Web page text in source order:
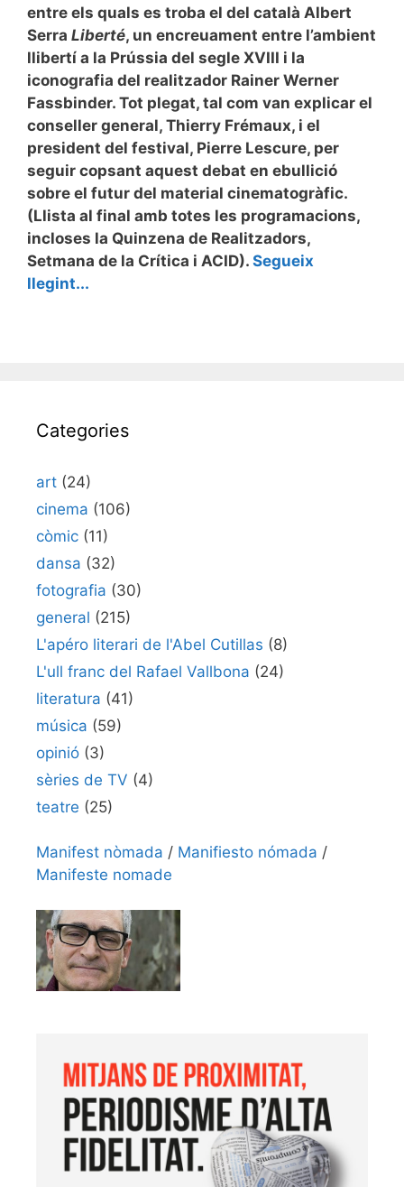
entre els quals es troba el del català Albert
Serra Liberté, un encreuament entre l’ambient
llibertí a la Prússia del segle XVIII i la
iconografia del realitzador Rainer Werner
Fassbinder. Tot plegat, tal com van explicar el
conseller general, Thierry Frémaux, i el
president del festival, Pierre Lescure, per
seguir copsant aquest debat en ebullició
sobre el futur del material cinematogràfic.
(Llista al final amb totes les programacions,
incloses la Quinzena de Realitzadors,
Setmana de la Crítica i ACID). Segueix
llegint...
Categories
art (24)
cinema (106)
còmic (11)
dansa (32)
fotografia (30)
general (215)
L'apéro literari de l'Abel Cutillas (8)
L'ull franc del Rafael Vallbona (24)
literatura (41)
música (59)
opinió (3)
sèries de TV (4)
teatre (25)
Manifest nòmada / Manifiesto nómada /
Manifeste nomade